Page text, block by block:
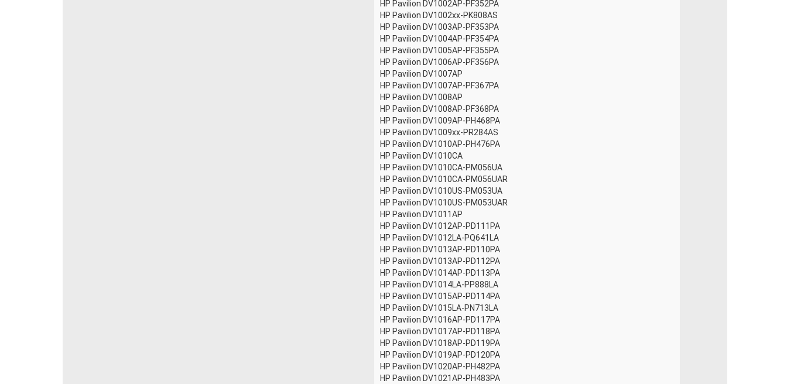
HP Pavilion DV1002AP-PF352PA
HP Pavilion DV1002xx-PK808AS
HP Pavilion DV1003AP-PF353PA
HP Pavilion DV1004AP-PF354PA
HP Pavilion DV1005AP-PF355PA
HP Pavilion DV1006AP-PF356PA
HP Pavilion DV1007AP
HP Pavilion DV1007AP-PF367PA
HP Pavilion DV1008AP
HP Pavilion DV1008AP-PF368PA
HP Pavilion DV1009AP-PH468PA
HP Pavilion DV1009xx-PR284AS
HP Pavilion DV1010AP-PH476PA
HP Pavilion DV1010CA
HP Pavilion DV1010CA-PM056UA
HP Pavilion DV1010CA-PM056UAR
HP Pavilion DV1010US-PM053UA
HP Pavilion DV1010US-PM053UAR
HP Pavilion DV1011AP
HP Pavilion DV1012AP-PD111PA
HP Pavilion DV1012LA-PQ641LA
HP Pavilion DV1013AP-PD110PA
HP Pavilion DV1013AP-PD112PA
HP Pavilion DV1014AP-PD113PA
HP Pavilion DV1014LA-PP888LA
HP Pavilion DV1015AP-PD114PA
HP Pavilion DV1015LA-PN713LA
HP Pavilion DV1016AP-PD117PA
HP Pavilion DV1017AP-PD118PA
HP Pavilion DV1018AP-PD119PA
HP Pavilion DV1019AP-PD120PA
HP Pavilion DV1020AP-PH482PA
HP Pavilion DV1021AP-PH483PA